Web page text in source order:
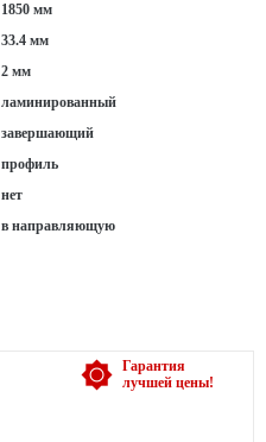
1850 мм
33.4 мм
2 мм
ламинированный
завершающий
профиль
нет
в направляющую
Гарантия
лучшей цены!